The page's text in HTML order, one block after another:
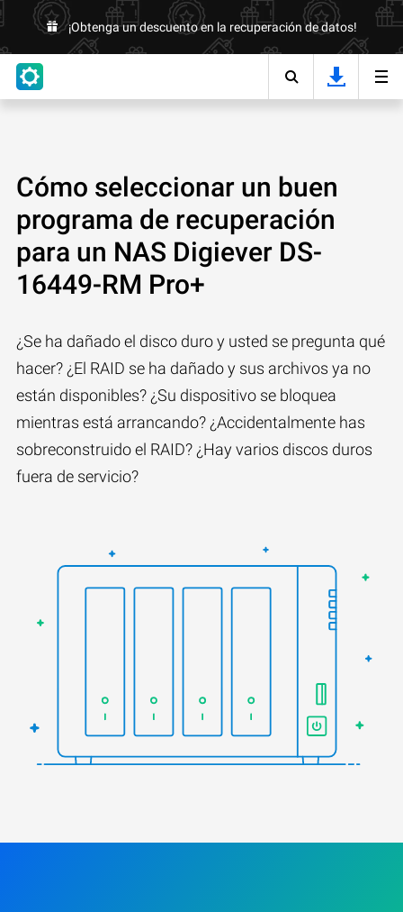
¡Obtenga un descuento en la recuperación de datos!
Cómo seleccionar un buen
programa de recuperación
para un NAS Digiever DS-
16449-RM Pro+
¿Se ha dañado el disco duro y usted se pregunta qué
hacer? ¿El RAID se ha dañado y sus archivos ya no
están disponibles? ¿Su dispositivo se bloquea
mientras está arrancando? ¿Accidentalmente has
sobreconstruido el RAID? ¿Hay varios discos duros
fuera de servicio?